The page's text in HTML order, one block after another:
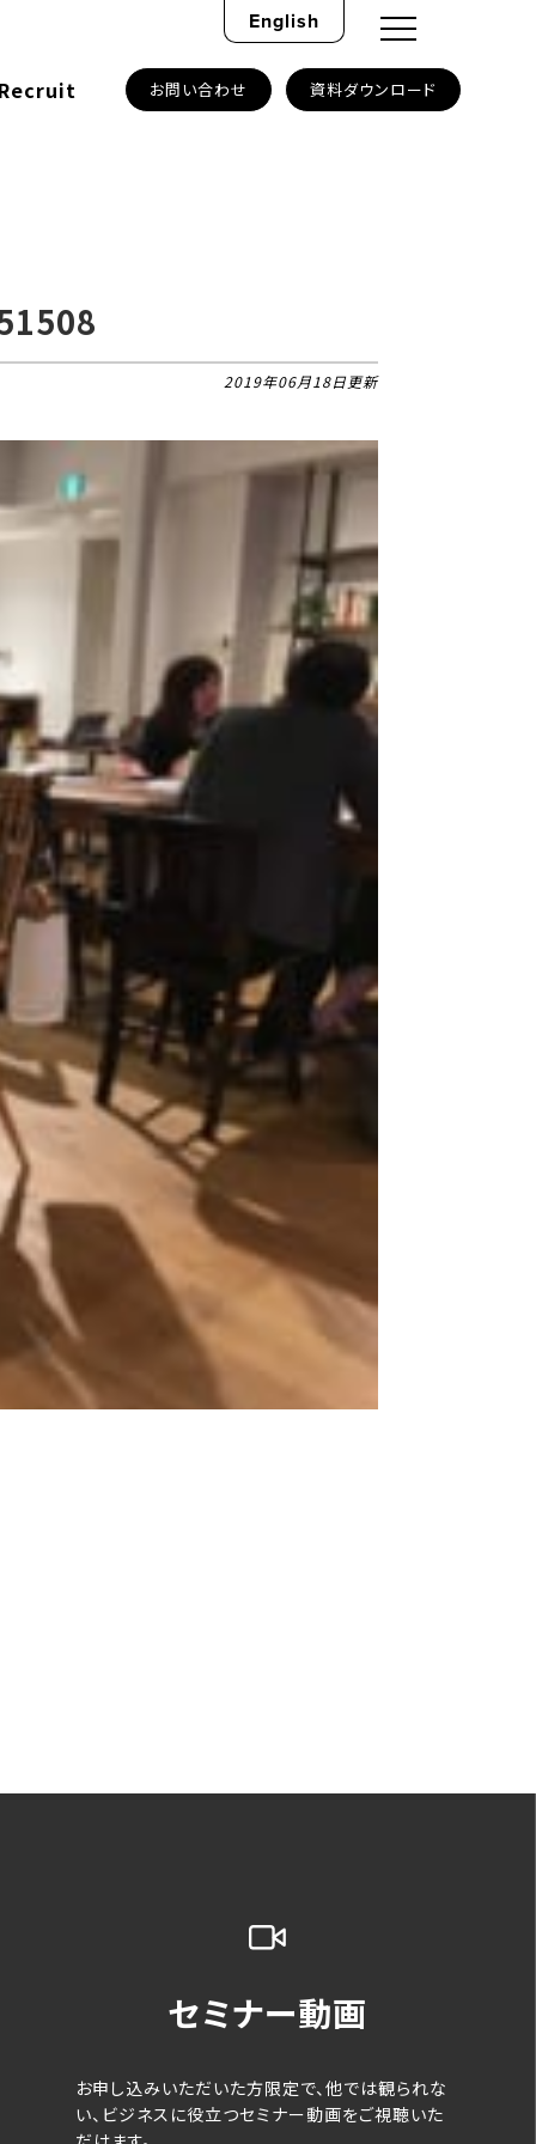
お問い合わせ 資料ダウンロード
English
2019年06月18日更新
セミナー動画
お申し込みいただいた方限定で、他では観られな
い、ビジネスに役立つセミナー動画をご視聴いた